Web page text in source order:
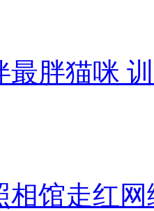
最胖猫咪
相馆走红网